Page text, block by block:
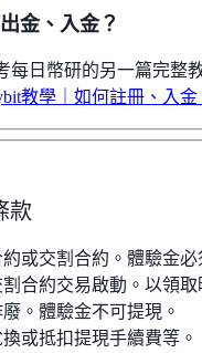
金、入金？
每日幣研的另一篇完整
教學｜如何註冊、入金
款
或交割合約。體驗金必
合約交易啟動。以領取
。體驗金不可提現。
換或抵扣提現手續費等